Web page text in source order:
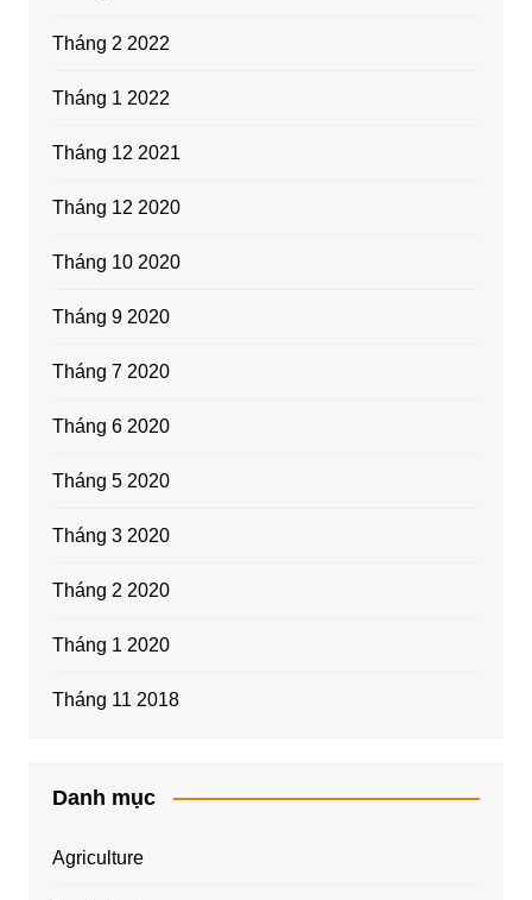
Tháng 2 2022
Tháng 1 2022
Tháng 12 2021
Tháng 12 2020
Tháng 10 2020
Tháng 9 2020
Tháng 7 2020
Tháng 6 2020
Tháng 5 2020
Tháng 3 2020
Tháng 2 2020
Tháng 1 2020
Tháng 11 2018
Danh mục
Agriculture